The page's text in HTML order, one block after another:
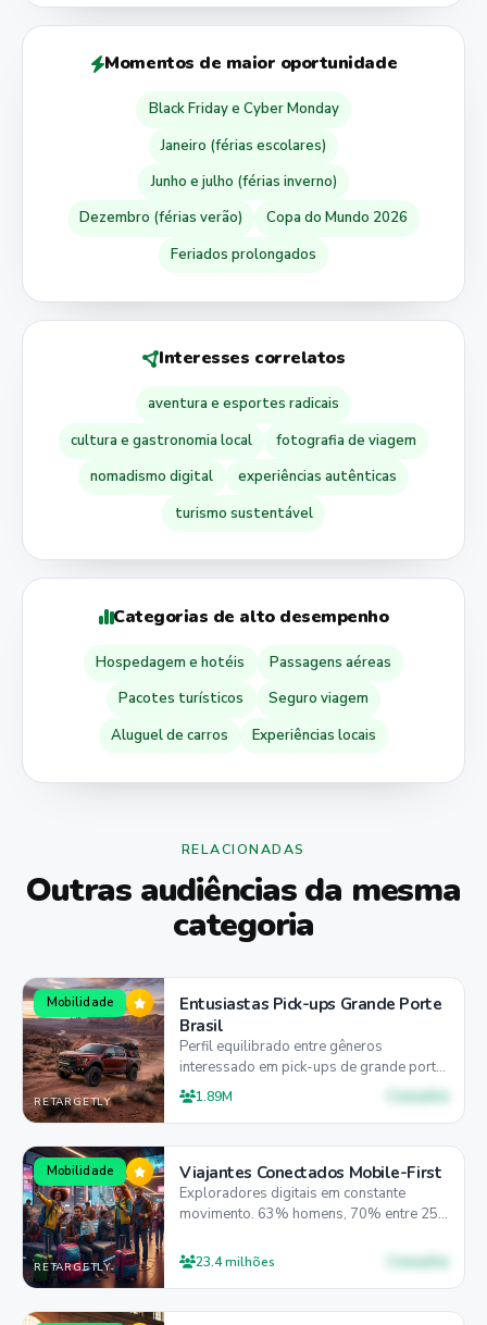
Momentos de maior oportunidade
Black Friday e Cyber Monday
Janeiro (férias escolares)
Junho e julho (férias inverno)
Dezembro (férias verão)
Copa do Mundo 2026
Feriados prolongados
Interesses correlatos
aventura e esportes radicais
cultura e gastronomia local
fotografia de viagem
nomadismo digital
experiências autênticas
turismo sustentável
Categorias de alto desempenho
Hospedagem e hotéis
Passagens aéreas
Pacotes turísticos
Seguro viagem
Aluguel de carros
Experiências locais
RELACIONADAS
Outras audiências da mesma
categoria
Mobilidade
RETARGETLY
Entusiastas Pick-ups Grande Porte
Brasil
Perfil equilibrado entre gêneros
interessado em pick-ups de grande porte.
51% homens, 46% entre 25-44 anos,
58% preferem mobile para pesquisa.
1.89M Consulte
Mobilidade
RETARGETLY
Viajantes Conectados Mobile-First
Exploradores digitais em constante
movimento. 63% homens, 70% entre 25-
planejamento e reservas.
23.4 milhões Consulte